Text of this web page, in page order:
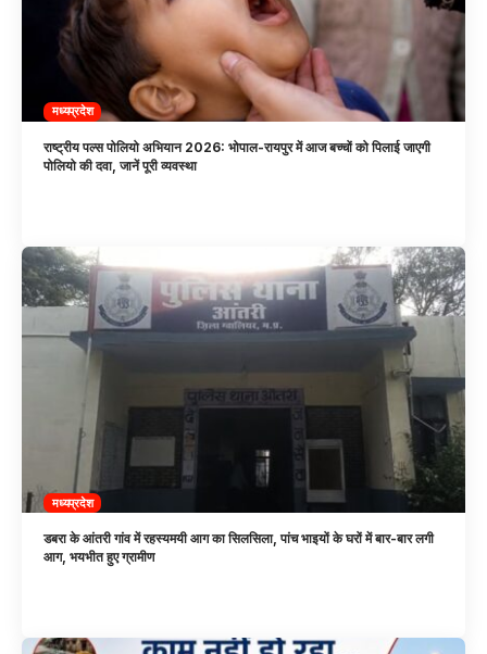
मध्यप्रदेश
राष्ट्रीय पल्स पोलियो अभियान 2026: भोपाल-रायपुर में आज बच्चों को पिलाई जाएगी
पोलियो की दवा, जानें पूरी व्यवस्था
मध्यप्रदेश
डबरा के आंतरी गांव में रहस्यमयी आग का सिलसिला, पांच भाइयों के घरों में बार-बार लगी
आग, भयभीत हुए ग्रामीण